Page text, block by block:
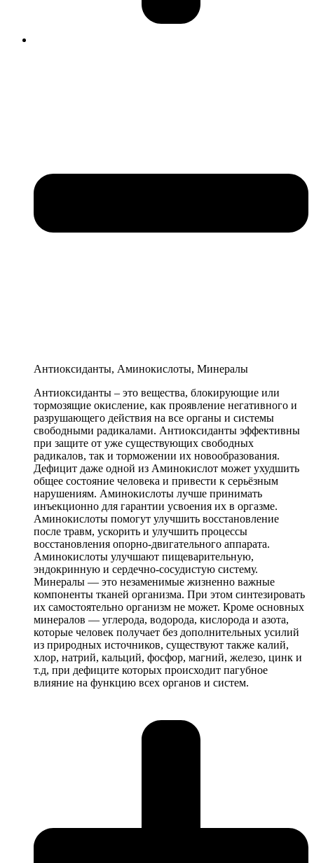
Антиоксиданты, Аминокислоты, Минералы
Антиоксиданты – это вещества, блокирующие или
тормозящие окисление, как проявление негативного и
разрушающего действия на все органы и системы
свободными радикалами. Антиоксиданты эффективны
при защите от уже существующих свободных
радикалов, так и торможении их новообразования.
Дефицит даже одной из Аминокислот может ухудшить
общее состояние человека и привести к серьёзным
нарушениям. Аминокислоты лучше принимать
инъекционно для гарантии усвоения их в оргазме.
Аминокислоты помогут улучшить восстановление
после травм, ускорить и улучшить процессы
восстановления опорно-двигательного аппарата.
Аминокислоты улучшают пищеварительную,
эндокринную и сердечно-сосудистую систему.
Минералы — это незаменимые жизненно важные
компоненты тканей организма. При этом синтезировать
их самостоятельно организм не может. Кроме основных
минералов — углерода, водорода, кислорода и азота,
которые человек получает без дополнительных усилий
из природных источников, существуют также калий,
хлор, натрий, кальций, фосфор, магний, железо, цинк и
т.д, при дефиците которых происходит пагубное
влияние на функцию всех органов и систем.